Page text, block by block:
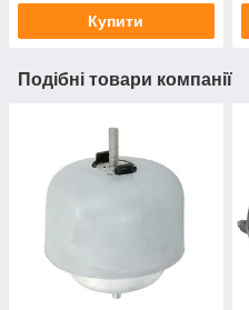
Купити
Подібні товари компанії